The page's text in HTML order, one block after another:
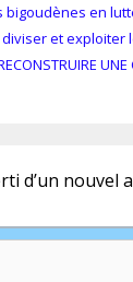
bigoudènes en
et exploiter
UNE
d’un nouvel